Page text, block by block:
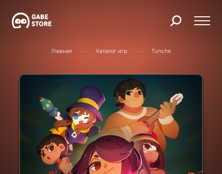
Главная Каталог игр Tunche